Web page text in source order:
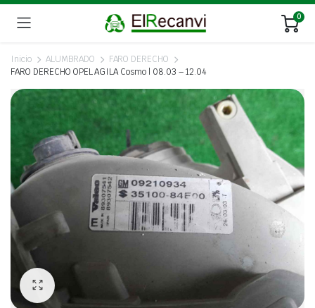
0
Inicio ALUMBRADO
FARO DERECHO
FARO DERECHO OPEL AGILA Cosmo | 08.03 – 12.04